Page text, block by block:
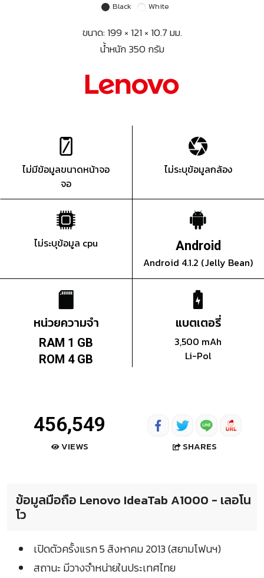
Black White
ขนาด: 199 × 121 × 10.7 มม.
น้ำหนัก 350 กรัม
ไม่มีข้อมูลขนาดหน้าจอ
จอ
ไม่ระบุข้อมูลกล้อง
ไม่ระบุข้อมูล cpu Android
Android 4.1.2 (Jelly Bean)
หน่วยความจำ
RAM 1 GB
ROM 4 GB
แบตเตอรี่
3,500 mAh
Li-Pol
456,549
VIEWS SHARES
ข้อมูลมือถือ Lenovo IdeaTab A1000 - เลอโน
โว
เปิดตัวครั้งแรก 5 สิงหาคม 2013 (สยามโฟนฯ)
สถานะ มีวางจำหน่ายในประเทศไทย